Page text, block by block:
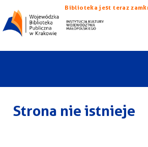
Biblioteka jest teraz
Strona nie istnieje